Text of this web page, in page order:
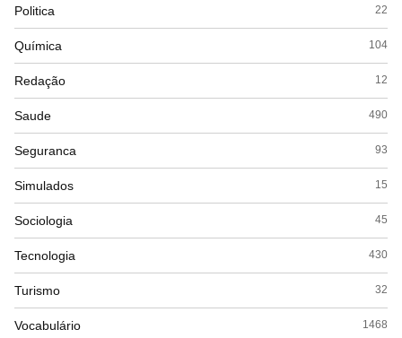
Politica 22
Química 104
Redação 12
Saude 490
Seguranca 93
Simulados 15
Sociologia 45
Tecnologia 430
Turismo 32
Vocabulário 1468